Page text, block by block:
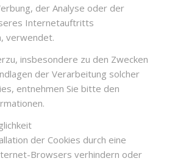
der Analyse oder der
Internetauftritts
verwendet.
insbesondere zu den Zwecken
der Verarbeitung solcher
entnehmen Sie bitte den
der Cookies durch eine
Browsers verhindern oder